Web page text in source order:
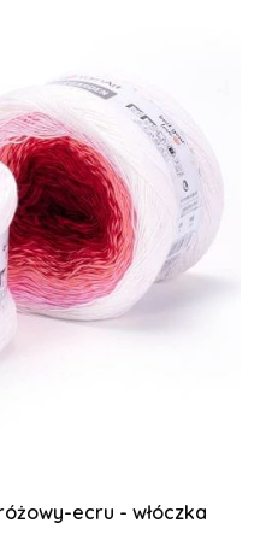
ecru - włóczka